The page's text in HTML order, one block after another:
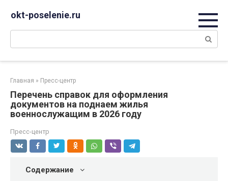
okt-poselenie.ru
Поиск:
Главная » Пресс-центр
Перечень справок для оформления
документов на поднаем жилья
военнослужащим в 2026 году
Пресс-центр
Содержание